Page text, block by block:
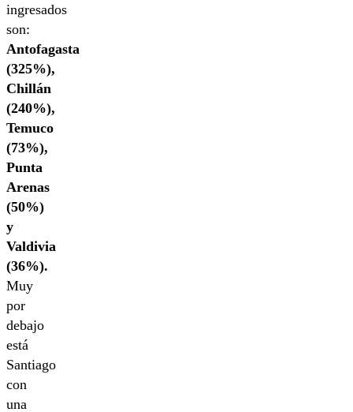
ingresados
son:
Antofagasta
(325%),
Chillán
(240%),
Temuco
(73%),
Punta
Arenas
(50%)
y
Valdivia
(36%).
Muy
por
debajo
está
Santiago
con
una